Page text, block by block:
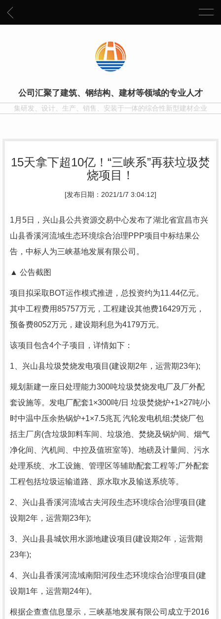
公司汇聚了建筑、钢结构、建材等领域的专业人才
集研发、设计、生产、销售、安装于一体的综合性新型建材企业
15天拿下超10亿！“三峡系”再获垃圾焚
烧项目！
[发布日期：2021/1/7 3:04:12]
1月5日，兴山县公共资源交易中心发布了湖北省宜昌市兴
山县香溪河流域生态环境综合治理PPP项目中标结果公
告，中标人为三峡基地发展有限公司。
▲ 公告截图
项目拟采取BOT运作模式推进，总投资约为11.44亿元。
其中工程费用85757万元，工程建设其他费16429万元，
预备费8052万元，建设期利息为4179万元。
该项目包含4个子项目，详情如下：
1、兴山县垃圾焚烧发电项目(建设期2年，运营期23年);
规划新建一座日处理能力300吨垃圾焚烧发电厂及厂外配
套设施等。发电厂配套1×300吨/日 垃圾焚烧炉+1×27吨/小
时中温中压余热锅炉+1×7.5兆瓦 汽轮发电机组;焚烧厂包
括主厂房(含垃圾卸料车间、垃圾池、焚烧及锅炉间、烟气
净化间、汽机间、中控及值班室等)、地磅及计量间、污水
处理系统、水工设施、管理区等辅助配套工程等;厂外配套
工程包括垃圾运输道路、原水取水及输送系统等。
2、兴山县香溪河流域古夫河段生态环境综合治理项目(建
设期2年，运营期23年);
3、兴山县县城饮用水源地建设项目(建设期2年，运营期
23年);
4、兴山县香溪河流域南阳河段生态环境综合治理项目(建
设期1年，运营期24年)。
根据企查查信息显示，三峡基地发展有限公司成立于2016